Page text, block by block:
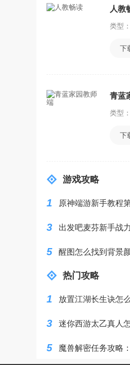
人教
类型
下
青蓝
类型
下
游戏攻略
1 原神端游新手教程
3 出发吧麦芬新手战
5 醒图怎么找到背景
热门攻略
1 放置江湖长生诀怎
3 迷你西游太乙真人
5 魔兽解密任务攻略